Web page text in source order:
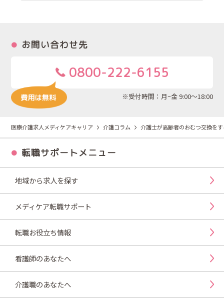
お問い合わせ先
0800-222-6155
※受付時間：月~金 9:00～18:00
医療介護求人メディケアキャリア 介護コラム 介護士が高齢者のおむつ交換を
転職サポートメニュー
地域から求人を探す
メディケア転職サポート
転職お役立ち情報
看護師のあなたへ
介護職のあなたへ